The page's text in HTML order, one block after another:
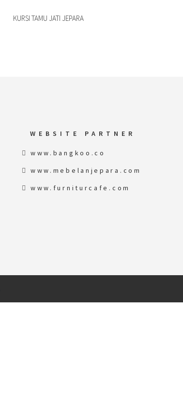
KURSI TAMU JATI JEPARA
WEBSITE PARTNER
www.bangkoo.co
www.mebelanjepara.com
www.furniturcafe.com